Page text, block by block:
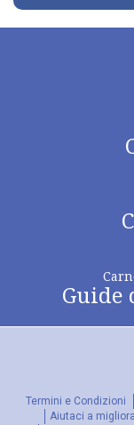
Guide
Termini e Condizioni
Aiutaci a